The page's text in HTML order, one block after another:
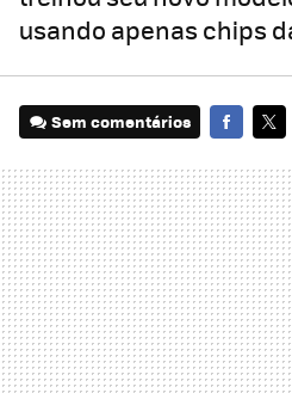
usando apenas chips
Sem comentários